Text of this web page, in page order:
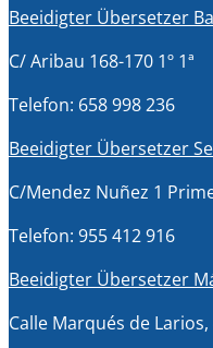
Beeidigter Übersetzer
C/ Aribau 168-170 1º 1ª
Telefon: 658 998 236
Beeidigter Übersetzer
C/Mendez Nuñez 1
Telefon: 955 412 916
Beeidigter Übersetzer
Calle Marqués de Larios,